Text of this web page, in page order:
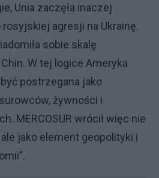
Unia zaczęła inaczej
agresji na Ukrainę.
sobie skalę
W tej logice Ameryka
postrzegana jako
żywności i
MERCOSUR wrócił więc nie
jako element geopolityki i